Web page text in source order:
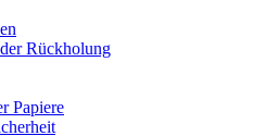
Rückholung
Papiere